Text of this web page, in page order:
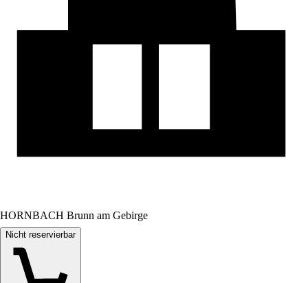
HORNBACH Brunn am Gebirge
Nicht reservierbar